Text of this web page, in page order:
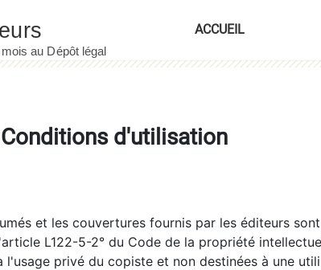
ACCUEIL
Conditions d'utilisation
et les couvertures fournis par les éditeurs
L122-5-2° du Code de la propriété
privé du copiste et non destinées à une